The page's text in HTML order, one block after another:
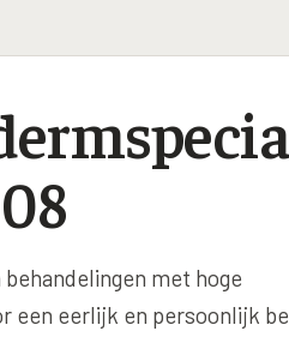
met hoge
een eerlijk en persoonlijk